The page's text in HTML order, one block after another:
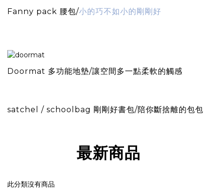
Fanny pack 腰包/小的巧不如小的剛剛好
Doormat 多功能地墊/讓空間多一點柔軟的觸感
satchel / schoolbag 剛剛好書包/陪你斷捨離的包包
最新商品
此分類沒有商品